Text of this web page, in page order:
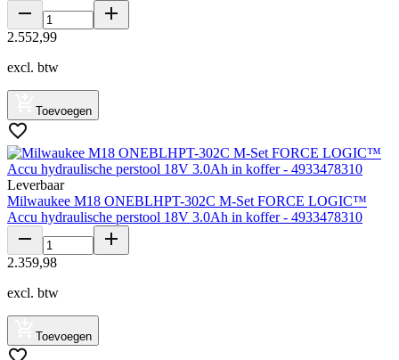
2.552,99
excl. btw
Toevoegen
Leverbaar
Milwaukee M18 ONEBLHPT-302C M-Set FORCE LOGIC™
Accu hydraulische perstool 18V 3.0Ah in koffer - 4933478310
2.359,98
excl. btw
Toevoegen